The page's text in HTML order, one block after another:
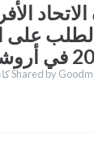
على
Shared by